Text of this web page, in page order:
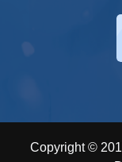
Copyright ©